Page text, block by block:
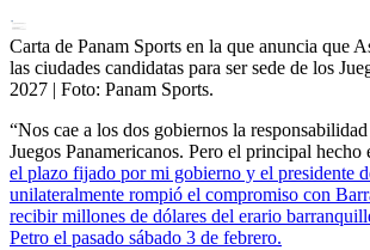
Carta de Panam Sports en la que anuncia que
las ciudades candidatas para ser sede de los
2027 | Foto: Panam Sports.
“Nos cae a los dos gobiernos la
Juegos Panamericanos. Pero el principal hecho
el plazo fijado por mi gobierno y el presidente
unilateralmente rompió el compromiso con
recibir millones de dólares del erario
Petro el pasado sábado 3 de febrero.